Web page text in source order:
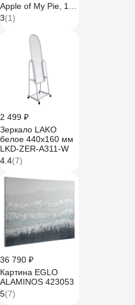
Apple of My Pie, 130
г 865069
3(1)
2 499 ₽
Зеркало LAKO
белое 440x160 мм
LKD-ZER-A311-W
4.4(7)
36 790 ₽
Картина EGLO
ALAMINOS 423053
5(7)